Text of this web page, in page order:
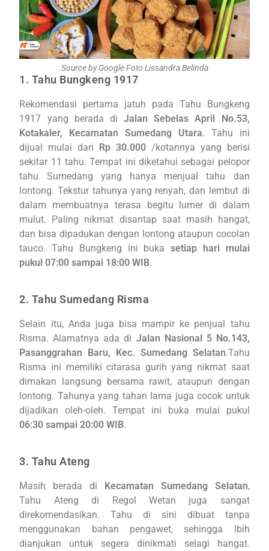
Source by Google Foto Lissandra Belinda
1. Tahu Bungkeng 1917
Rekomendasi pertama jatuh pada Tahu Bungkeng
1917 yang berada diJalan Sebelas April No.53,
Kotakaler, Kecamatan Sumedang Utara. Tahu ini
dijual mulai dari Rp 30.000/kotannya yang berisi
sekitar 11 tahu. Tempat ini diketahui sebagai pelopor
tahu Sumedang yang hanya menjual tahu dan
lontong. Tekstur tahunya yang renyah, dan lembut di
dalam membuatnya terasa begitu lumer di dalam
mulut. Paling nikmat disantap saat masih hangat,
dan bisa dipadukan dengan lontong ataupun cocolan
tauco. Tahu Bungkeng ini bukasetiap hari mulai
pukul 07:00 sampai 18:00 WIB.
2. Tahu Sumedang Risma
Selain itu, Anda juga bisa mampir ke penjual tahu
Risma. Alamatnya ada di Jalan Nasional 5 No.143,
Pasanggrahan Baru, Kec. Sumedang Selatan.Tahu
Risma ini memiliki citarasa gurih yang nikmat saat
dimakan langsung bersama rawit, ataupun dengan
lontong. Tahunya yang tahan lama juga cocok untuk
dijadikan oleh-oleh. Tempat ini buka mulai pukul
06:30 sampai 20:00 WIB.
3. Tahu Ateng
Masih berada di Kecamatan Sumedang Selatan,
Tahu Ateng di Regol Wetan juga sangat
direkomendasikan. Tahu di sini dibuat tanpa
menggunakan bahan pengawet, sehingga lbih
dianjukan untuk segera dinikmati selagi hangat.